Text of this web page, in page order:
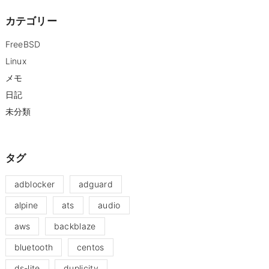
カテゴリー
FreeBSD
Linux
メモ
日記
未分類
タグ
adblocker adguard
alpine ats audio
aws backblaze
bluetooth centos